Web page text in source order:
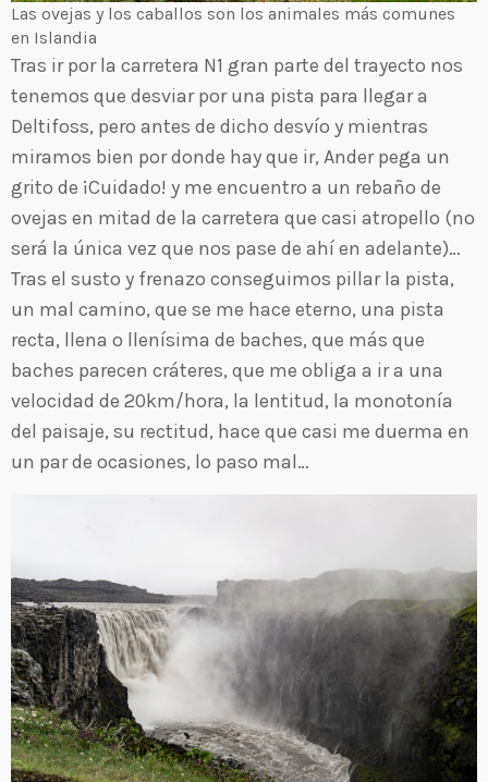
Las ovejas y los caballos son los animales más comunes
en Islandia
Tras ir por la carretera N1 gran parte del trayecto nos
tenemos que desviar por una pista para llegar a
Deltifoss, pero antes de dicho desvío y mientras
miramos bien por donde hay que ir, Ander pega un
grito de ¡Cuidado! y me encuentro a un rebaño de
ovejas en mitad de la carretera que casi atropello (no
será la única vez que nos pase de ahí en adelante)…
Tras el susto y frenazo conseguimos pillar la pista,
un mal camino, que se me hace eterno, una pista
recta, llena o llenísima de baches, que más que
baches parecen cráteres, que me obliga a ir a una
velocidad de 20km/hora, la lentitud, la monotonía
del paisaje, su rectitud, hace que casi me duerma en
un par de ocasiones, lo paso mal…